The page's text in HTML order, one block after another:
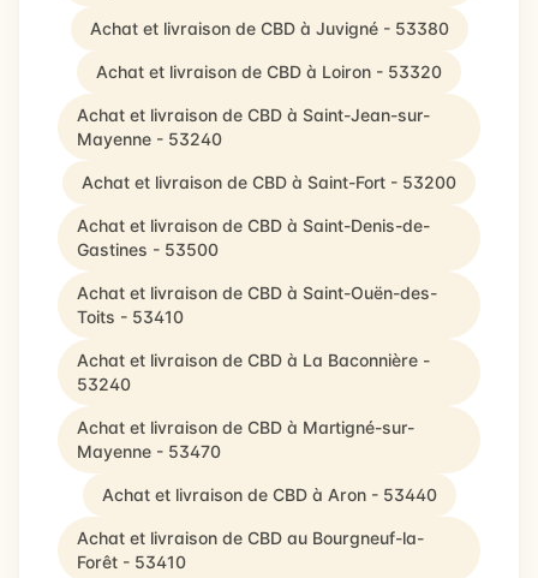
Achat et livraison de CBD à Juvigné - 53380
Achat et livraison de CBD à Loiron - 53320
Achat et livraison de CBD à Saint-Jean-sur-
Mayenne - 53240
Achat et livraison de CBD à Saint-Fort - 53200
Achat et livraison de CBD à Saint-Denis-de-
Gastines - 53500
Achat et livraison de CBD à Saint-Ouën-des-
Toits - 53410
Achat et livraison de CBD à La Baconnière -
53240
Achat et livraison de CBD à Martigné-sur-
Mayenne - 53470
Achat et livraison de CBD à Aron - 53440
Achat et livraison de CBD au Bourgneuf-la-
Forêt - 53410